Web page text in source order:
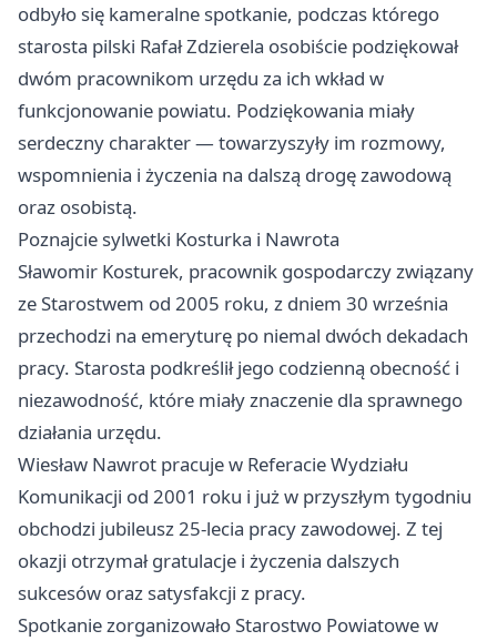
odbyło się kameralne spotkanie, podczas którego
starosta pilski Rafał Zdzierela osobiście podziękował
dwóm pracownikom urzędu za ich wkład w
funkcjonowanie powiatu. Podziękowania miały
serdeczny charakter — towarzyszyły im rozmowy,
wspomnienia i życzenia na dalszą drogę zawodową
oraz osobistą.
Poznajcie sylwetki Kosturka i Nawrota
Sławomir Kosturek, pracownik gospodarczy związany
ze Starostwem od 2005 roku, z dniem 30 września
przechodzi na emeryturę po niemal dwóch dekadach
pracy. Starosta podkreślił jego codzienną obecność i
niezawodność, które miały znaczenie dla sprawnego
działania urzędu.
Wiesław Nawrot pracuje w Referacie Wydziału
Komunikacji od 2001 roku i już w przyszłym tygodniu
obchodzi jubileusz 25-lecia pracy zawodowej. Z tej
okazji otrzymał gratulacje i życzenia dalszych
sukcesów oraz satysfakcji z pracy.
Spotkanie zorganizowało Starostwo Powiatowe w